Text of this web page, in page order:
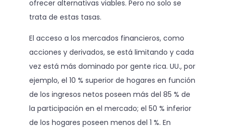
ofrecer alternativas viables. Pero no solo se
trata de estas tasas.
El acceso a los mercados financieros, como
acciones y derivados, se está limitando y cada
vez está más dominado por gente rica. UU., por
ejemplo, el 10 % superior de hogares en función
de los ingresos netos poseen más del 85 % de
la participación en el mercado; el 50 % inferior
de los hogares poseen menos del 1 %. En